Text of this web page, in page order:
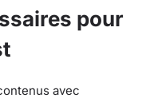
pour
avec